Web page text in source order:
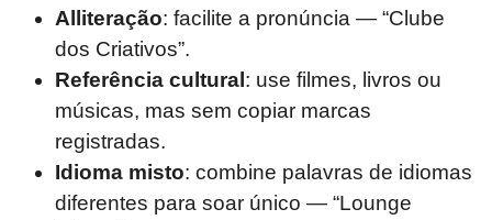
Alliteração: facilite a pronúncia — “Clube
dos Criativos”.
Referência cultural: use filmes, livros ou
músicas, mas sem copiar marcas
registradas.
Idioma misto: combine palavras de idiomas
diferentes para soar único — “Lounge